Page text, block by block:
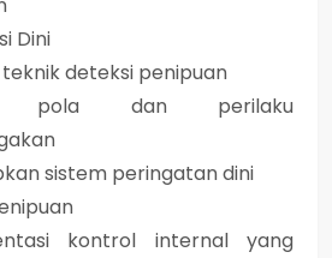
Dini
deteksi penipuan
pola dan perilaku
sistem peringatan dini
kontrol internal yang